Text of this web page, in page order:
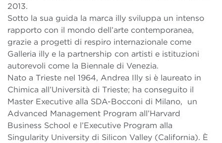
2013.
Sotto la sua guida la marca illy sviluppa un intenso
rapporto con il mondo dell’arte contemporanea,
grazie a progetti di respiro internazionale come
Galleria illy e la partnership con artisti e istituzioni
autorevoli come la Biennale di Venezia.
Nato a Trieste nel 1964, Andrea Illy si è laureato in
Chimica all’Università di Trieste; ha conseguito il
Master Executive alla SDA-Bocconi di Milano, un
Advanced Management Program all’Harvard
Business School e l’Executive Program alla
Singularity University di Silicon Valley (California). È